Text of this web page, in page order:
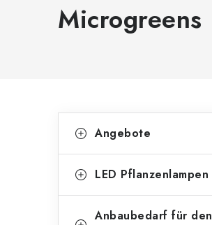
Microgreens
e
t
überspringen
a
e
Angebote
LED Pflanzenlampen
Anbaubedarf für den